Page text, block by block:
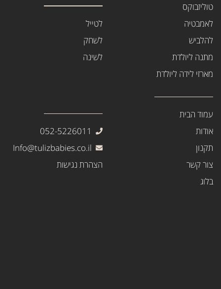
טוליזבוקס
לאמבטיה
להלביש
מתנה ליולדת
מארזי לידה ליולדת
לטייל
לשחק
לשינה
עמוד הבית
אודות
תקנון
צור קשר
בלוג
052-5226011
Info@tulizbabies.co.il
הצהרת נגישות